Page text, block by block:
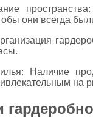
они всегда
Наличие
на